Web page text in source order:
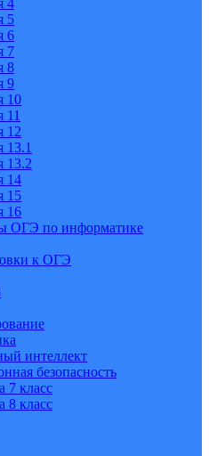
4
5
6
7
8
9
10
11
12
13.1
13.2
14
15
16
ОГЭ по информатике
к ОГЭ
интеллект
безопасность
класс
класс